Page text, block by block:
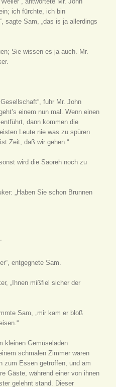
ich fürchte, ich bin
sagte Sam, „das is ja allerdings
Sie wissen es ja auch. Mr.
fuhr Mr. John
einem nun mal. Wenn einen
dann kommen die
Leute nie was zu spüren
Zeit, daß wir gehen.“
wird die Saoreh noch zu
„Haben Sie schon Brunnen
entgegnete Sam.
„Ihnen mißfiel sicher der
Sam, „mir kam er bloß
kleinen Gemüseladen
schmalen Zimmer waren
zum Essen getroffen, und am
Gäste, während einer von ihnen
gelehnt stand. Dieser